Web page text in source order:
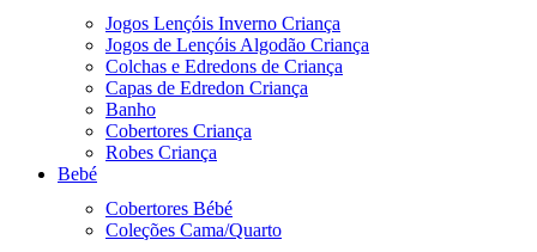
Jogos Lençóis Inverno Criança
Jogos de Lençóis Algodão Criança
Colchas e Edredons de Criança
Capas de Edredon Criança
Banho
Cobertores Criança
Robes Criança
Bebé
Cobertores Bébé
Coleções Cama/Quarto